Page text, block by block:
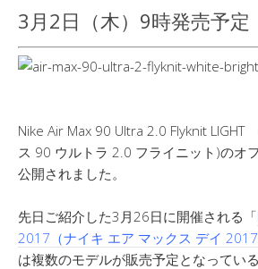
3月2日（木）9時発売予定
Nike Air Max 90 Ultra 2.0 Flyknit LIGHT
ス 90 ウルトラ 2.0 フライニット)のオ
公開されました。
先日ご紹介した3月26日に開催される「
2017（ナイキ エア マックス デイ 2017
は複数のモデルが販売予定となっている